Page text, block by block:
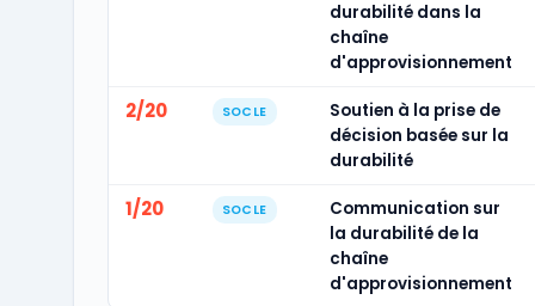
durabilité dans la
chaîne
d'approvisionnement
2/20 SOCLE
Soutien à la prise de
décision basée sur la
durabilité
1/20 SOCLE
Communication sur
la durabilité de la
chaîne
d'approvisionnement